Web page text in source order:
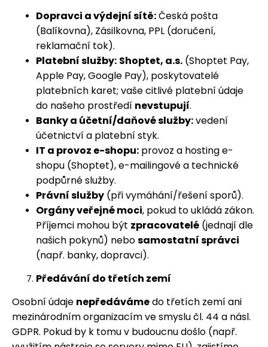
Dopravci a výdejní sítě:Česká pošta
(Balíkovna), Zásilkovna, PPL (doručení,
reklamační tok).
Platební služby: Shoptet, a.s. (Shoptet Pay,
Apple Pay, Google Pay), poskytovatelé
platebních karet; vaše citlivé platební údaje
do našeho prostředí nevstupují.
Banky a účetní/daňové služby:vedení
účetnictví a platební styk.
IT a provoz e-shopu: provoz a hosting e-
shopu (Shoptet), e-mailingové a technické
podpůrné služby.
Právní služby (při vymáhání/řešení sporů).
Orgány veřejné moci, pokud to ukládá zákon.
Příjemci mohou být zpracovatelé (jednají dle
našich pokynů) nebosamostatní správci
(např. banky, dopravci).
Předávání do třetích zemí
Osobní údaje nepředávámedo třetích zemí ani
mezinárodním organizacím ve smyslu čl. 44 a násl.
GDPR. Pokud by k tomu v budoucnu došlo (např.